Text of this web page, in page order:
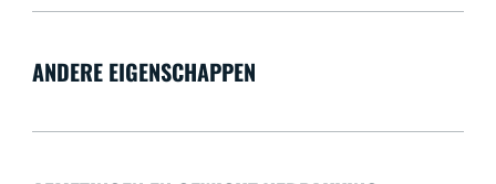
ANDERE EIGENSCHAPPEN